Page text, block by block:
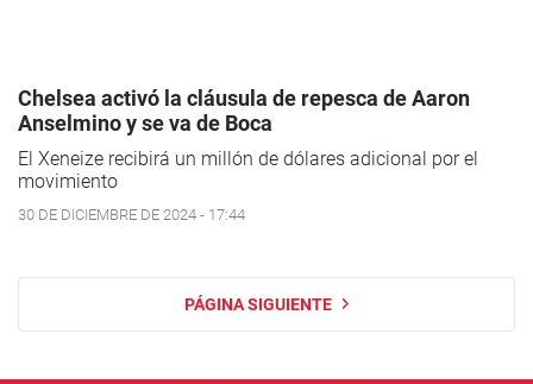
Chelsea activó la cláusula de repesca de Aaron
Anselmino y se va de Boca
El Xeneize recibirá un millón de dólares adicional por el
movimiento
30 DE DICIEMBRE DE 2024 - 17:44
PÁGINA SIGUIENTE